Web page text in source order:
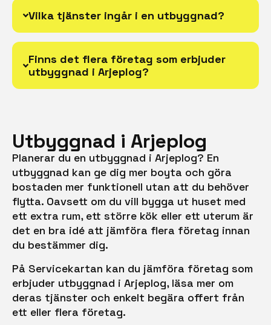
Vilka tjänster ingår i en utbyggnad?
Finns det flera företag som erbjuder
utbyggnad i Arjeplog?
Utbyggnad i Arjeplog
Planerar du en utbyggnad i Arjeplog? En
utbyggnad kan ge dig mer boyta och göra
bostaden mer funktionell utan att du behöver
flytta. Oavsett om du vill bygga ut huset med
ett extra rum, ett större kök eller ett uterum är
det en bra idé att jämföra flera företag innan
du bestämmer dig.
På Servicekartan kan du jämföra företag som
erbjuder utbyggnad i Arjeplog, läsa mer om
deras tjänster och enkelt begära offert från
ett eller flera företag.